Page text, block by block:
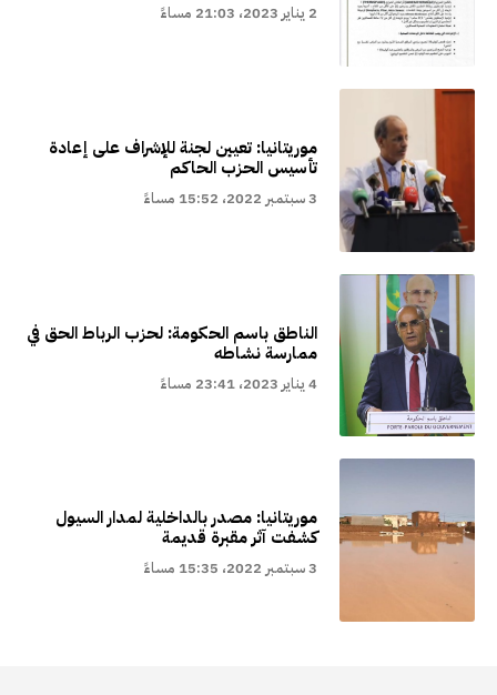
2 يناير 2023، 21:03 مساءً
موريتانيا: تعيين لجنة للإشراف على إعادة
تأسيس الحزب الحاكم
3 سبتمبر 2022، 15:52 مساءً
الناطق باسم الحكومة: لحزب الرباط الحق في
ممارسة نشاطه
4 يناير 2023، 23:41 مساءً
موريتانيا: مصدر بالداخلية لمدار السيول
كشفت آثر مقبرة قديمة
3 سبتمبر 2022، 15:35 مساءً